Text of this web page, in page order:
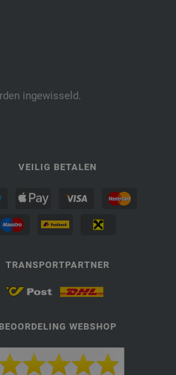
ingewisseld.
VEILIG BETALEN
TRANSPORTPARTNER
BEOORDELING WEBSHOP